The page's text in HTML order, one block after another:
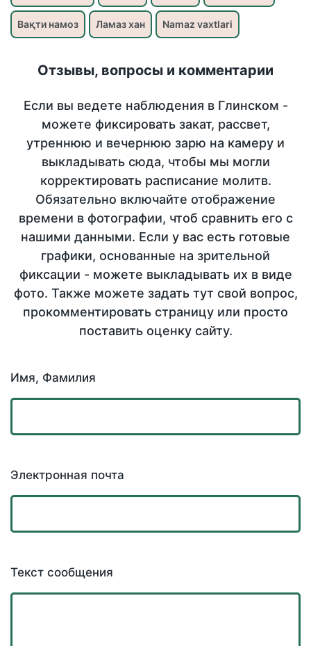
Вақти намоз Ламаз хан Namaz vaxtlari
Отзывы, вопросы и комментарии
Если вы ведете наблюдения в Глинском -
можете фиксировать закат, рассвет,
утреннюю и вечернюю зарю на камеру и
выкладывать сюда, чтобы мы могли
корректировать расписание молитв.
Обязательно включайте отображение
времени в фотографии, чтоб сравнить его с
нашими данными. Если у вас есть готовые
графики, основанные на зрительной
фиксации - можете выкладывать их в виде
фото. Также можете задать тут свой вопрос,
прокомментировать страницу или просто
поставить оценку сайту.
Имя, Фамилия
Электронная почта
Текст сообщения